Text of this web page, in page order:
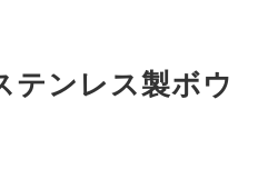
テンレス製ボウ